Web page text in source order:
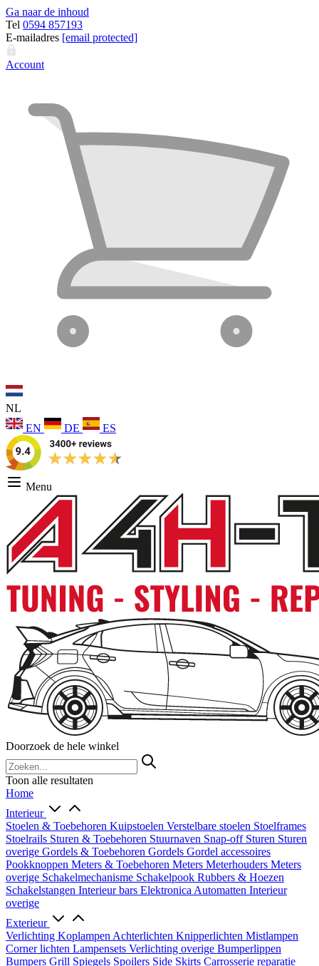
Ga naar de inhoud
Tel 0594 857193
E-mailadres [email protected]
Account
NL
EN
DE ES
Menu
Doorzoek de hele winkel
Toon alle resultaten
Home
Interieur
Stoelen & Toebehoren Kuipstoelen Verstelbare stoelen Stoelframes
Stoelrails Sturen & Toebehoren Stuurnaven Snap-off Sturen Sturen
overige Gordels & Toebehoren Gordels Gordel accessoires
Pookknoppen Meters & Toebehoren Meters Meterhouders Meters
overige Schakelmechanisme Schakelpook Rubbers & Hoezen
Schakelstangen Interieur bars Elektronica Automatten Interieur
overige
Exterieur
Verlichting Koplampen Achterlichten Knipperlichten Mistlampen
Corner lichten Lampensets Verlichting overige Bumperlippen
Bumpers Grill Spiegels Spoilers Side Skirts Carrosserie reparatie